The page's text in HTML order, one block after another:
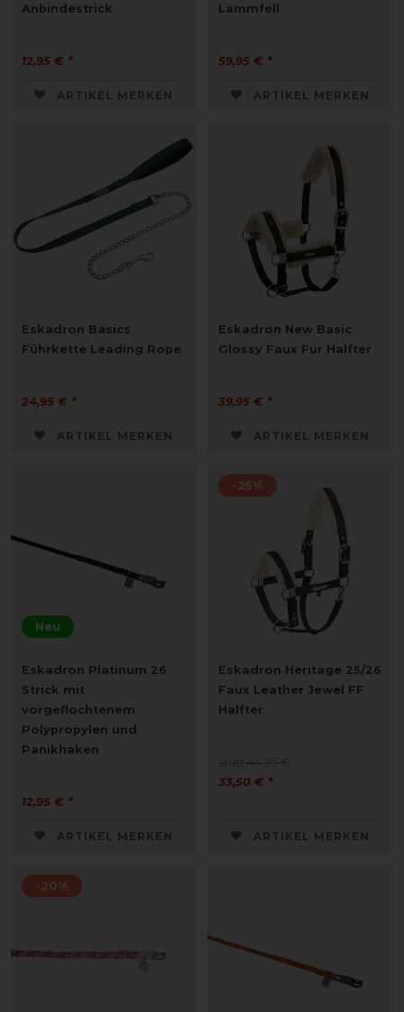
Anbindestrick
12,95 € *
ARTIKEL MERKEN
Lammfell
59,95 € *
ARTIKEL MERKEN
Eskadron Basics
Führkette Leading Rope
24,95 € *
ARTIKEL MERKEN
Eskadron New Basic
Glossy Faux Fur Halfter
39,95 € *
ARTIKEL MERKEN
Neu
Eskadron Platinum 26
Strick mit
vorgeflochtenem
Polypropylen und
Panikhaken
12,95 € *
ARTIKEL MERKEN
-25%
Eskadron Heritage 25/26
Faux Leather Jewel FF
Halfter
33,50 € *
ARTIKEL MERKEN
-20%